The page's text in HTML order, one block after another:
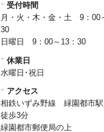
したLINEメッセージ
WEBからのご予約・
への返信につきまして
は、5月8日(金)以降
次対応させていただ
す。皆様にはご不便
かけいたしますが、
ご理解のほどよろし
受付時間
月・火・木・金・土 9：00
30
日曜日 9：00～13：30
休業日
水曜日･祝日
アクセス
相鉄いずみ野線 緑園都市駅
徒歩3分
緑園都市郵便局の上